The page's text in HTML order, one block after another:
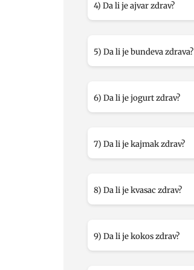
4) Da li je ajvar zdrav?
5) Da li je bundeva zdrava?
6) Da li je jogurt zdrav?
7) Da li je kajmak zdrav?
8) Da li je kvasac zdrav?
9) Da li je kokos zdrav?